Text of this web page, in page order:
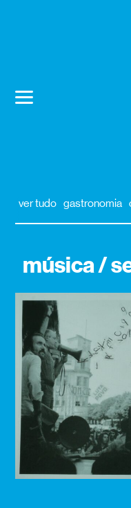
ver tudo gastronomia
música /